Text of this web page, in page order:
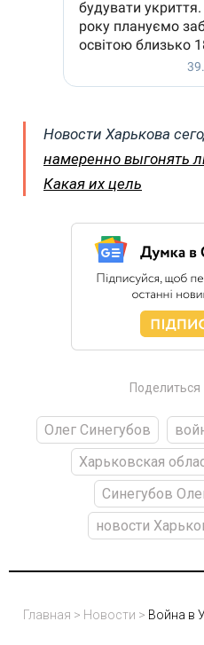
Новости Харькова
намеренно выгонять
Какая их цель
Поделиться
Олег Синегубов
Харьковская
Синегубов
новости
Главная > Новости > Война в